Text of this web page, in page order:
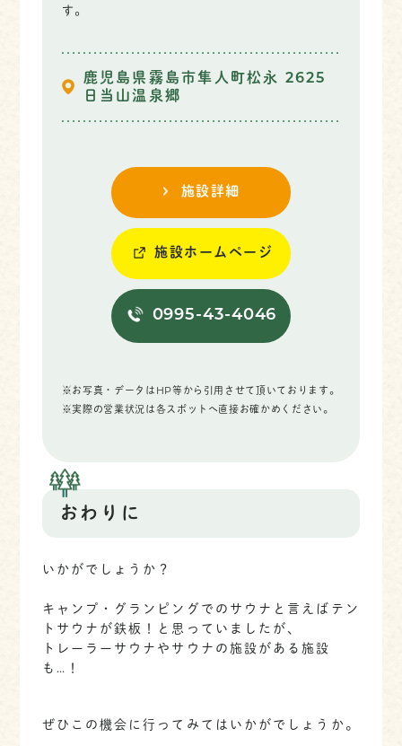
す。
鹿児島県霧島市隼人町松永 2625
日当山温泉郷
施設詳細
施設ホームページ
0995-43-4046
※お写真・データはHP等から引用させて頂いております。
※実際の営業状況は各スポットへ直接お確かめください。
おわりに
いかがでしょうか？
キャンプ・グランピングでのサウナと言えばテン
トサウナが鉄板！と思っていましたが、
トレーラーサウナやサウナの施設がある施設
も…！
ぜひこの機会に行ってみてはいかがでしょうか。